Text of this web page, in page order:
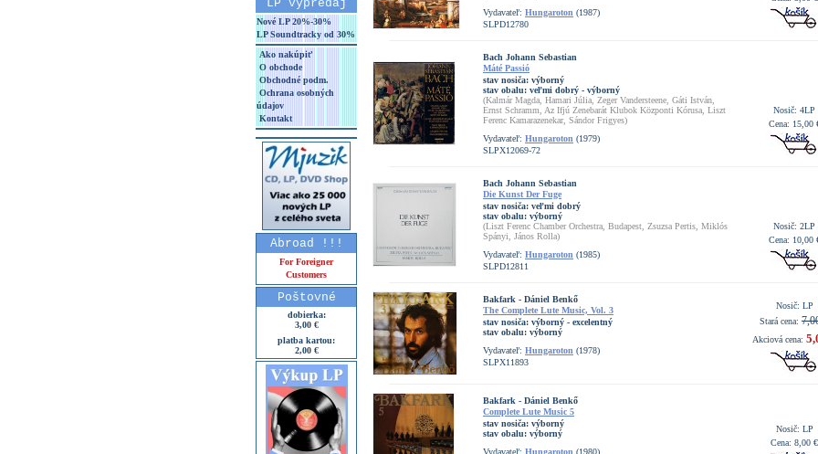
LP výpredaj
Nové LP 20%-30%
LP Soundtracky od 30%
Ako nakúpiť
O obchode
Obchodné podm.
Ochrana osobných
údajov
Kontakt
Abroad !!!
For Foreigner
Customers
Poštovné
dobierka:
3,00 €
platba kartou:
2,00 €
Vydavateľ: Hungaroton (1987)
SLPD12780
Bach Johann Sebastian
Máté Passió
stav nosiča: výborný
stav obalu: veľmi dobrý - výborný
(Kalmár Magda, Hamari Júlia, Zeger Vandersteene, Gáti István,
Ernst Schramm, Az Ifjú Zenebarát Klubok Központi Kórusa, Liszt
Ferenc Kamarazenekar, Sándor Frigyes)
Vydavateľ: Hungaroton (1979)
SLPX12069-72
Nosič: 4LP
Cena: 15,00
Bach Johann Sebastian
Die Kunst Der Fuge
stav nosiča: veľmi dobrý
stav obalu: výborný
(Liszt Ferenc Chamber Orchestra, Budapest, Zsuzsa Pertis, Miklós
Spányi, János Rolla)
Vydavateľ: Hungaroton (1985)
SLPD12811
Nosič: 2LP
Cena: 10,00
Bakfark - Dániel Benkő
The Complete Lute Music, Vol. 3
stav nosiča: výborný - excelentný
stav obalu: výborný
Vydavateľ: Hungaroton (1978)
SLPX11893
Nosič: LP
Stará cena:
Akciová cena:
Bakfark - Dániel Benkő
Complete Lute Music 5
stav nosiča: výborný
stav obalu: výborný
Vydavateľ: Hungaroton (1980)
Nosič: LP
Cena: 8,00 €